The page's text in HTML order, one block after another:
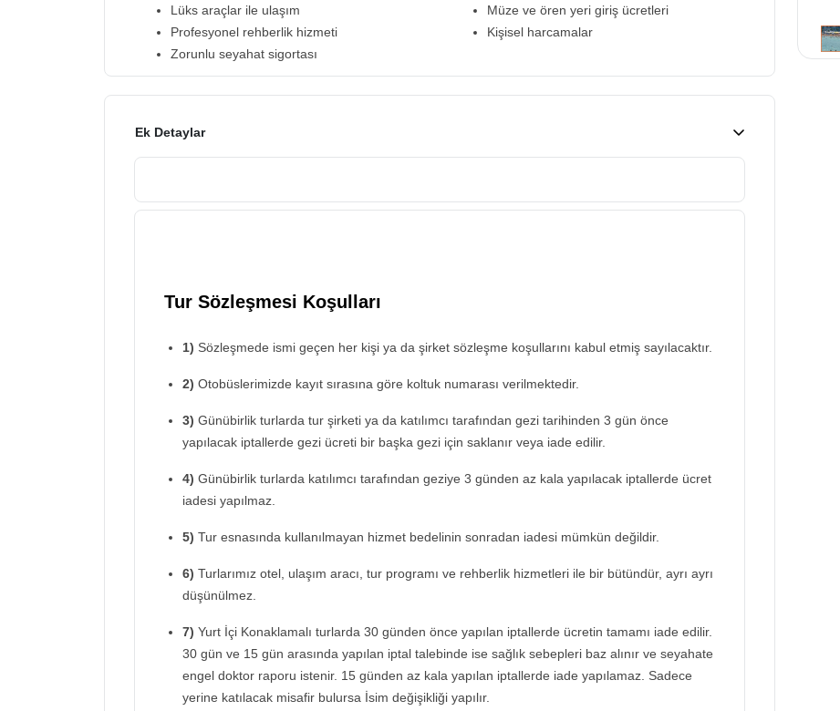
Lüks araçlar ile ulaşım
Profesyonel rehberlik hizmeti
Zorunlu seyahat sigortası
Müze ve ören yeri giriş ücretleri
Kişisel harcamalar
Ek Detaylar
Tur Sözleşmesi Koşulları
1) Sözleşmede ismi geçen her kişi ya da şirket sözleşme koşullarını kabul etmiş sayılacaktır.
2) Otobüslerimizde kayıt sırasına göre koltuk numarası verilmektedir.
3) Günübirlik turlarda tur şirketi ya da katılımcı tarafından gezi tarihinden 3 gün önce
yapılacak iptallerde gezi ücreti bir başka gezi için saklanır veya iade edilir.
4) Günübirlik turlarda katılımcı tarafından geziye 3 günden az kala yapılacak iptallerde ücret
iadesi yapılmaz.
5) Tur esnasında kullanılmayan hizmet bedelinin sonradan iadesi mümkün değildir.
6) Turlarımız otel, ulaşım aracı, tur programı ve rehberlik hizmetleri ile bir bütündür, ayrı ayrı
düşünülmez.
7) Yurt İçi Konaklamalı turlarda 30 günden önce yapılan iptallerde ücretin tamamı iade edilir.
30 gün ve 15 gün arasında yapılan iptal talebinde ise sağlık sebepleri baz alınır ve seyahate
engel doktor raporu istenir. 15 günden az kala yapılan iptallerde iade yapılamaz. Sadece
yerine katılacak misafir bulursa İsim değişikliği yapılır.